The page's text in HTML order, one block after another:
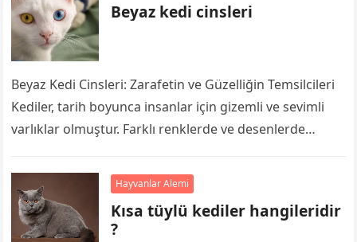
Beyaz kedi cinsleri
Beyaz Kedi Cinsleri: Zarafetin ve Güzelliğin Temsilcileri
Kediler, tarih boyunca insanlar için gizemli ve sevimli
varlıklar olmuştur. Farklı renklerde ve desenlerde
Hayvanlar Alemi
Kısa tüylü kediler hangileridir
?